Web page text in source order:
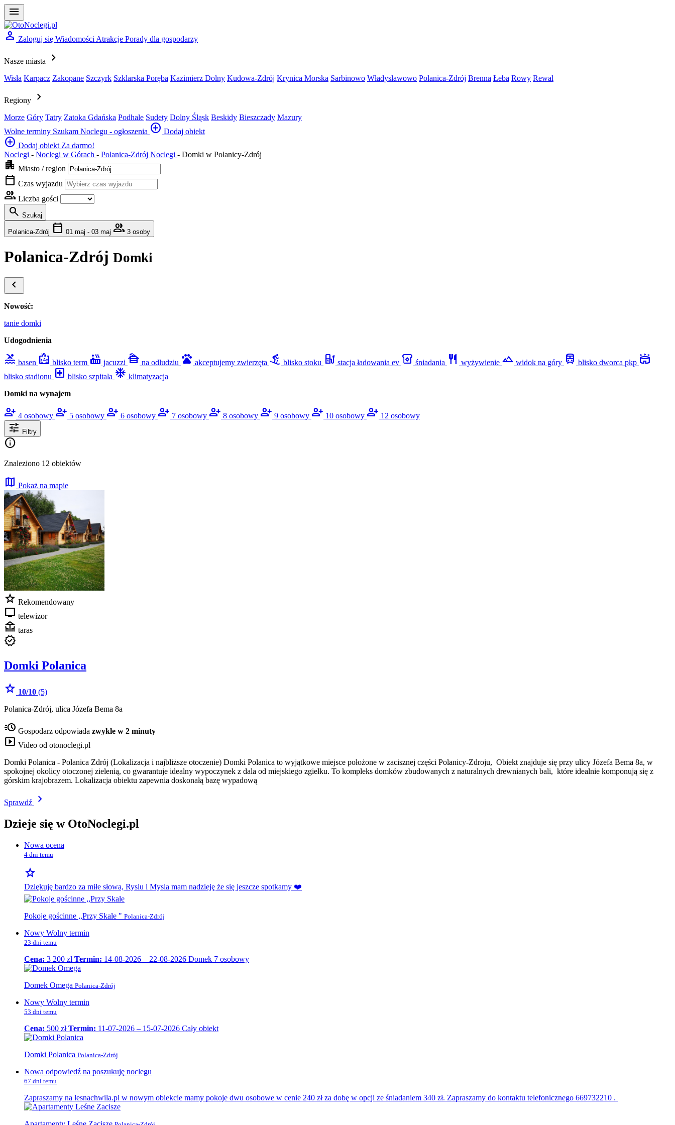
menu
person Zaloguj się Wiadomości Atrakcje Porady dla gospodarzy
Nasze miasta chevron_right
Wisła Karpacz Zakopane Szczyrk Szklarska Poręba Kazimierz Dolny Kudowa-Zdrój Krynica Morska Sarbinowo Władysławowo Polanica-Zdrój Brenna Łeba Rowy Rewal
Regiony chevron_right
Morze Góry Tatry Zatoka Gdańska Podhale Sudety Dolny Śląsk Beskidy Bieszczady Mazury
Wolne terminy Szukam Noclegu - ogłoszenia add_circle Dodaj obiekt
add_circle Dodaj obiekt Za darmo!
Noclegi - Noclegi w Górach - Polanica-Zdrój Noclegi - Domki w Polanicy-Zdrój
apartment Miasto / region
calendar_today Czas wyjazdu
group Liczba gości
search Szukaj
Polanica-Zdrój calendar_today 01 maj - 03 maj group 3 osoby
Polanica-Zdrój Domki
chevron_left
Nowość:
tanie domki
Udogodnienia
pool basen bath_public_large blisko term hot_tub jacuzzi cabin na odludziu pets akceptujemy zwierzęta downhill_skiing blisko stoku ev_station stacja ładowania ev breakfast_dining śniadania restaurant wyżywienie filter_hdr widok na góry train blisko dworca pkp stadium
blisko stadionu local_hospital blisko szpitala mode_cool klimatyzacja
Domki na wynajem
person_add 4 osobowy person_add 5 osobowy person_add 6 osobowy person_add 7 osobowy person_add 8 osobowy person_add 9 osobowy person_add 10 osobowy person_add 12 osobowy
tune Filtry
info
Znaleziono 12 obiektów
map Pokaż na mapie
star Rekomendowany
tv telewizor
deck taras
verified
Domki Polanica
star 10/10 (5)
Polanica-Zdrój, ulica Józefa Bema 8a
acute Gospodarz odpowiada zwykle w 2 minuty
smart_display Video od otonoclegi.pl
Domki Polanica - Polanica Zdrój (Lokalizacja i najbliższe otoczenie) Domki Polanica to wyjątkowe miejsce położone w zacisznej części Polanicy-Zdroju, Obiekt znajduje się przy ulicy Józefa Bema 8a, w
spokojnej okolicy otoczonej zielenią, co gwarantuje idealny wypoczynek z dala od miejskiego zgiełku. To kompleks domków zbudowanych z naturalnych drewnianych bali, które idealnie komponują się z
górskim krajobrazem. Lokalizacja obiektu zapewnia doskonałą bazę wypadową
Sprawdź chevron_right
Dzieje się w OtoNoclegi.pl
Nowa ocena
4 dni temu
star
Dziękuję bardzo za miłe słowa, Rysiu i Mysia mam nadzieję że się jeszcze spotkamy ❤️
Pokoje gościnne ,,Przy Skale " Polanica-Zdrój
Nowy Wolny termin
23 dni temu
Cena: 3 200 złTermin: 14-08-2026 – 22-08-2026 Domek 7 osobowy
Domek Omega Polanica-Zdrój
Nowy Wolny termin
53 dni temu
Cena: 500 złTermin: 11-07-2026 – 15-07-2026 Cały obiekt
Domki Polanica Polanica-Zdrój
Nowa odpowiedź na poszukuję noclegu
67 dni temu
Zapraszamy na lesnachwila.pl w nowym obiekcie mamy pokoje dwu osobowe w cenie 240 zł za dobę w opcji ze śniadaniem 340 zł. Zapraszamy do kontaktu telefonicznego 669732210 .